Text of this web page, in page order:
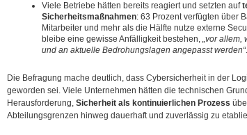
Viele Betriebe hätten bereits reagiert und setzten auf
Sicherheitsmaßnahmen: 63 Prozent verfügten über
Mitarbeiter und mehr als die Hälfte nutze externe
bleibe eine gewisse Anfälligkeit bestehen, „vor allem,
und an aktuelle Bedrohungslagen angepasst werden“.
Die Befragung mache deutlich, dass Cybersicherheit in der
geworden sei. Viele Unternehmen hätten die technischen
Herausforderung, Sicherheit als kontinuierlichen Prozess
Abteilungsgrenzen hinweg dauerhaft und zuverlässig zu